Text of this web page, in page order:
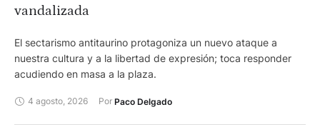
vandalizada
El sectarismo antitaurino protagoniza un nuevo ataque a
nuestra cultura y a la libertad de expresión; toca responder
acudiendo en masa a la plaza.
4 agosto, 2026 Por Paco Delgado